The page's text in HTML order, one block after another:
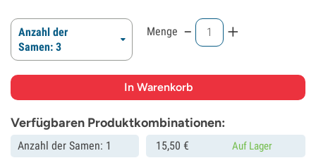
Anzahl der
Samen: 3
Menge - +
Verfügbaren Produktkombinationen:
Anzahl der Samen: 1 15,50 € Auf Lager